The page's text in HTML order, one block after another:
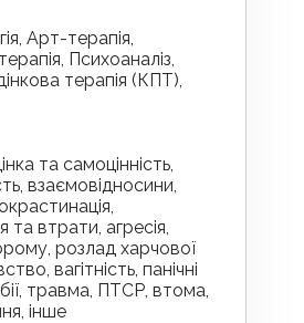
Психоаналіз,
терапія (КПТ),
взаємовідносини,
втрати, агресія,
розлад харчової
вагітність, панічні
травма, ПТСР, втома,
інше